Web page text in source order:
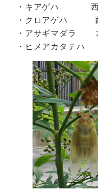
・キアゲハ 西
・クロアゲハ
・アサギマダラ
・ヒメアカタテ